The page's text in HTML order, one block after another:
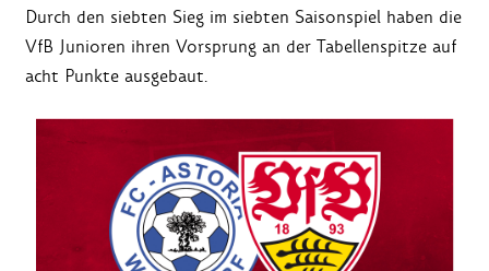
Durch den siebten Sieg im siebten Saisonspiel haben die
VfB Junioren ihren Vorsprung an der Tabellenspitze auf
acht Punkte ausgebaut.